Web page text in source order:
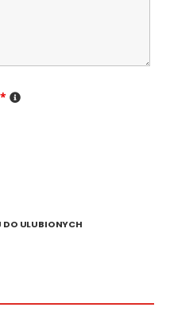
*
DO ULUBIONYCH